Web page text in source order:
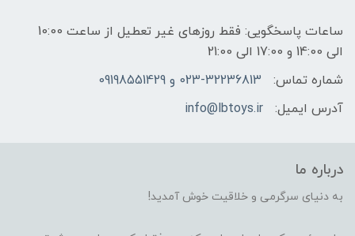
ساعات پاسخگویی: فقط روزهای غیر تعطیل از ساعت 10:00
الی 14:00 و 17:00 الی 21:00
شماره تماس:
023-32236813 و 09198551429
آدرس ایمیل:
info@lbtoys.ir
درباره ما
به دنیای سرگرمی و خلاقیت خوش آمدید!